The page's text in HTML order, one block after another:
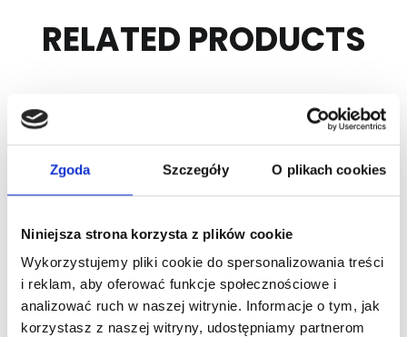
Zgoda Szczegóły O plikach cookies
Niniejsza strona korzysta z plików cookie
Wykorzystujemy pliki cookie do spersonalizowania treści
i reklam, aby oferować funkcje społecznościowe i
analizować ruch w naszej witrynie. Informacje o tym, jak
korzystasz z naszej witryny, udostępniamy partnerom
RELATED PRODUCTS
ARTICLE:14027
Self drilling screw
6,3x35mm
ARTICLE:14002
Cuppoint bolt3/8
-32mm